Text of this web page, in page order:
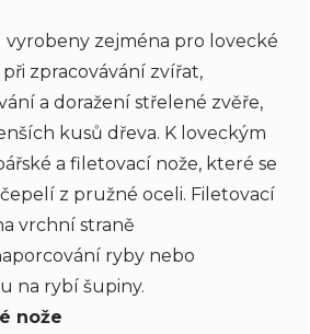
vyrobeny zejména pro lovecké
zpracovávání zvířat,
a doražení střelené zvěře,
kusů dřeva. K loveckým
a filetovací nože, které se
z pružné oceli. Filetovací
vrchní straně
ryby nebo
na rybí šupiny.
nože